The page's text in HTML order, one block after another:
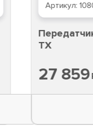
Артикул:
TX
27 859